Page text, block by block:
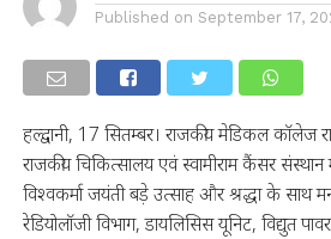
Published on September 17,
हल्द्वानी, 17 सितम्बर। राजकीय मेडिकल कॉलेज
राजकीय चिकित्सालय एवं स्वामीराम कैंसर
विश्वकर्मा जयंती बड़े उत्साह और श्रद्धा के साथ
रेडियोलॉजी विभाग, डायलिसिस यूनिट, विद्युत